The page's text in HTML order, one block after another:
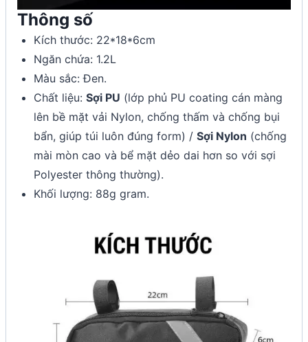
Thông số
Kích thước: 22*18*6cm
Ngăn chứa: 1.2L
Màu sắc: Đen.
Chất liệu: Sợi PU (lớp phủ PU coating cán màng
lên bề mặt vải Nylon, chống thấm và chống bụi
bẩn, giúp túi luôn đúng form) / Sợi Nylon (chống
mài mòn cao và bể mặt dẻo dai hơn so với sợi
Polyester thông thường).
Khối lượng: 88g gram.